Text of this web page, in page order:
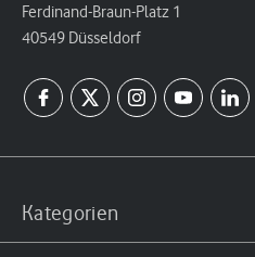
Ferdinand-Braun-Platz 1
40549 Düsseldorf
Kategorien